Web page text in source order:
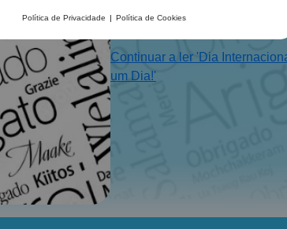
Política de Privacidade | Política de Cookies
expressa gratidão,
ambiente mais saudável e
fácil de tornar o mundo um
a reconhecer o esforço dos
mas também para o nosso
Continuar a ler 'Dia
um Dia!'